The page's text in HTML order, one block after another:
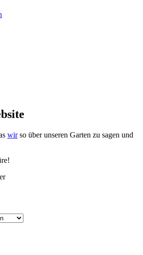
wirso über unse­ren Gar­ten zu sagen und